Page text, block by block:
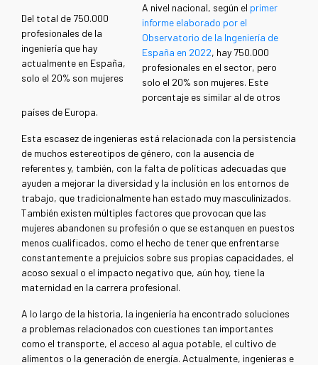
Del total de 750.000
profesionales de la
ingeniería que hay
actualmente en España,
solo el 20% son mujeres
A nivel nacional, según el primer
informe elaborado por el
Observatorio de la Ingeniería de
España en 2022, hay 750.000
profesionales en el sector, pero
solo el 20% son mujeres. Este
porcentaje es similar al de otros
países de Europa.
Esta escasez de ingenieras está relacionada con la persistencia
de muchos estereotipos de género, con la ausencia de
referentes y, también, con la falta de políticas adecuadas que
ayuden a mejorar la diversidad y la inclusión en los entornos de
trabajo, que tradicionalmente han estado muy masculinizados.
También existen múltiples factores que provocan que las
mujeres abandonen su profesión o que se estanquen en puestos
menos cualificados, como el hecho de tener que enfrentarse
constantemente a prejuicios sobre sus propias capacidades, el
acoso sexual o el impacto negativo que, aún hoy, tiene la
maternidad en la carrera profesional.
A lo largo de la historia, la ingeniería ha encontrado soluciones
a problemas relacionados con cuestiones tan importantes
como el transporte, el acceso al agua potable, el cultivo de
alimentos o la generación de energía. Actualmente, ingenieras e